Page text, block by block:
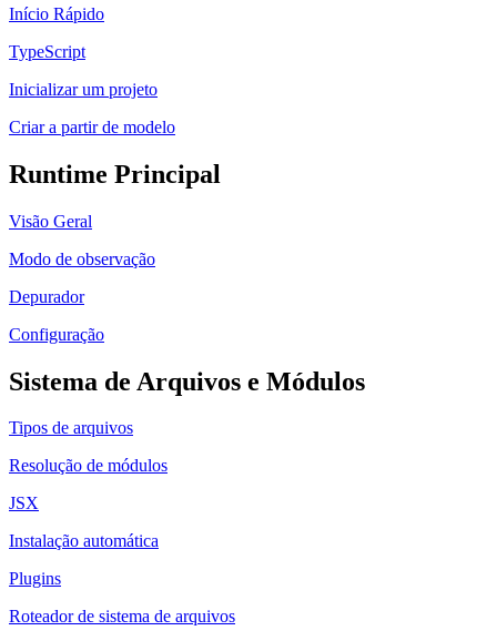
Início Rápido
TypeScript
Inicializar um projeto
Criar a partir de modelo
Runtime Principal
Visão Geral
Modo de observação
Depurador
Configuração
Sistema de Arquivos e Módulos
Tipos de arquivos
Resolução de módulos
JSX
Instalação automática
Plugins
Roteador de sistema de arquivos